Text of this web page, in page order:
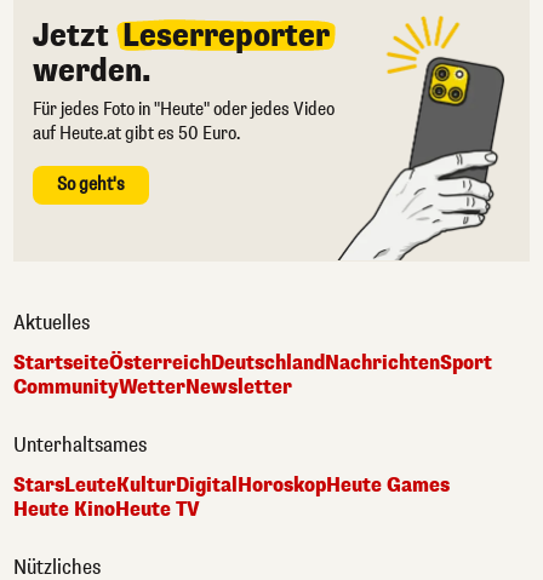
Jetzt Leserreporter
werden.
Für jedes Foto in "Heute" oder jedes Video
auf Heute.at gibt es 50 Euro.
So geht's
Aktuelles
StartseiteÖsterreichDeutschlandNachrichtenSport
CommunityWetterNewsletter
Unterhaltsames
StarsLeuteKulturDigital HoroskopHeute Games
Heute KinoHeute TV
Nützliches